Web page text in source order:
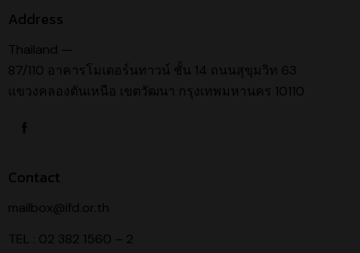
Address
Thailand —
87/110 อาคารโมเดอร์นทาวน์ ชั้น 14 ถนนสุขุมวิท 63
แขวงคลองตันเหนือ เขตวัฒนา กรุงเทพมหานคร 10110
Contact
mailbox@ifd.or.th
TEL : 02 382 1560 – 2